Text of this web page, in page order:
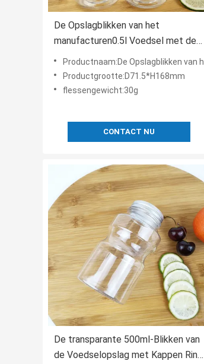
De Opslagblikken van het
manufacturen0.5l Voedsel met de
Onverwachte Rang van het
Dekselsvoedsel
Productnaam:De Opslagblikken van het manufacturenvoedsel
Productgrootte:D71.5*H168mm
flessengewicht:30g
CONTACT NU
De transparante 500ml-Blikken van
de Voedselopslag met Kappen Ring